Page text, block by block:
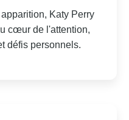
Katy Perry
cœur de l'attention,
défis personnels.